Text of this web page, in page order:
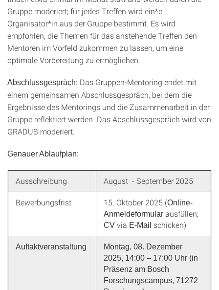
Gruppe moderiert; für jedes Treffen wird ein*e
Organisator*in aus der Gruppe bestimmt. Es wird
empfohlen, die Themen für das anstehende Treffen den
Mentoren im Vorfeld zukommen zu lassen, um eine
optimale Vorbereitung zu ermöglichen.
Abschlussgespräch: Das Gruppen-Mentoring endet mit
einem gemeinsamen Abschlussgespräch, bei dem die
Ergebnisse des Mentorings und die Zusammenarbeit in der
Gruppe reflektiert werden. Das Abschlussgespräch wird von
GRADUS moderiert.
Genauer Ablaufplan:
Ausschreibung August - September 2025
Bewerbungsfrist 15. Oktober 2025 (Online-
Anmeldeformular ausfüllen;
CV via E-Mail schicken)
Auftaktveranstaltung
Montag, 08. Dezember
2025, 14:00 – 17:00 Uhr (in
Präsenz am Bosch
Forschungscampus, 71272